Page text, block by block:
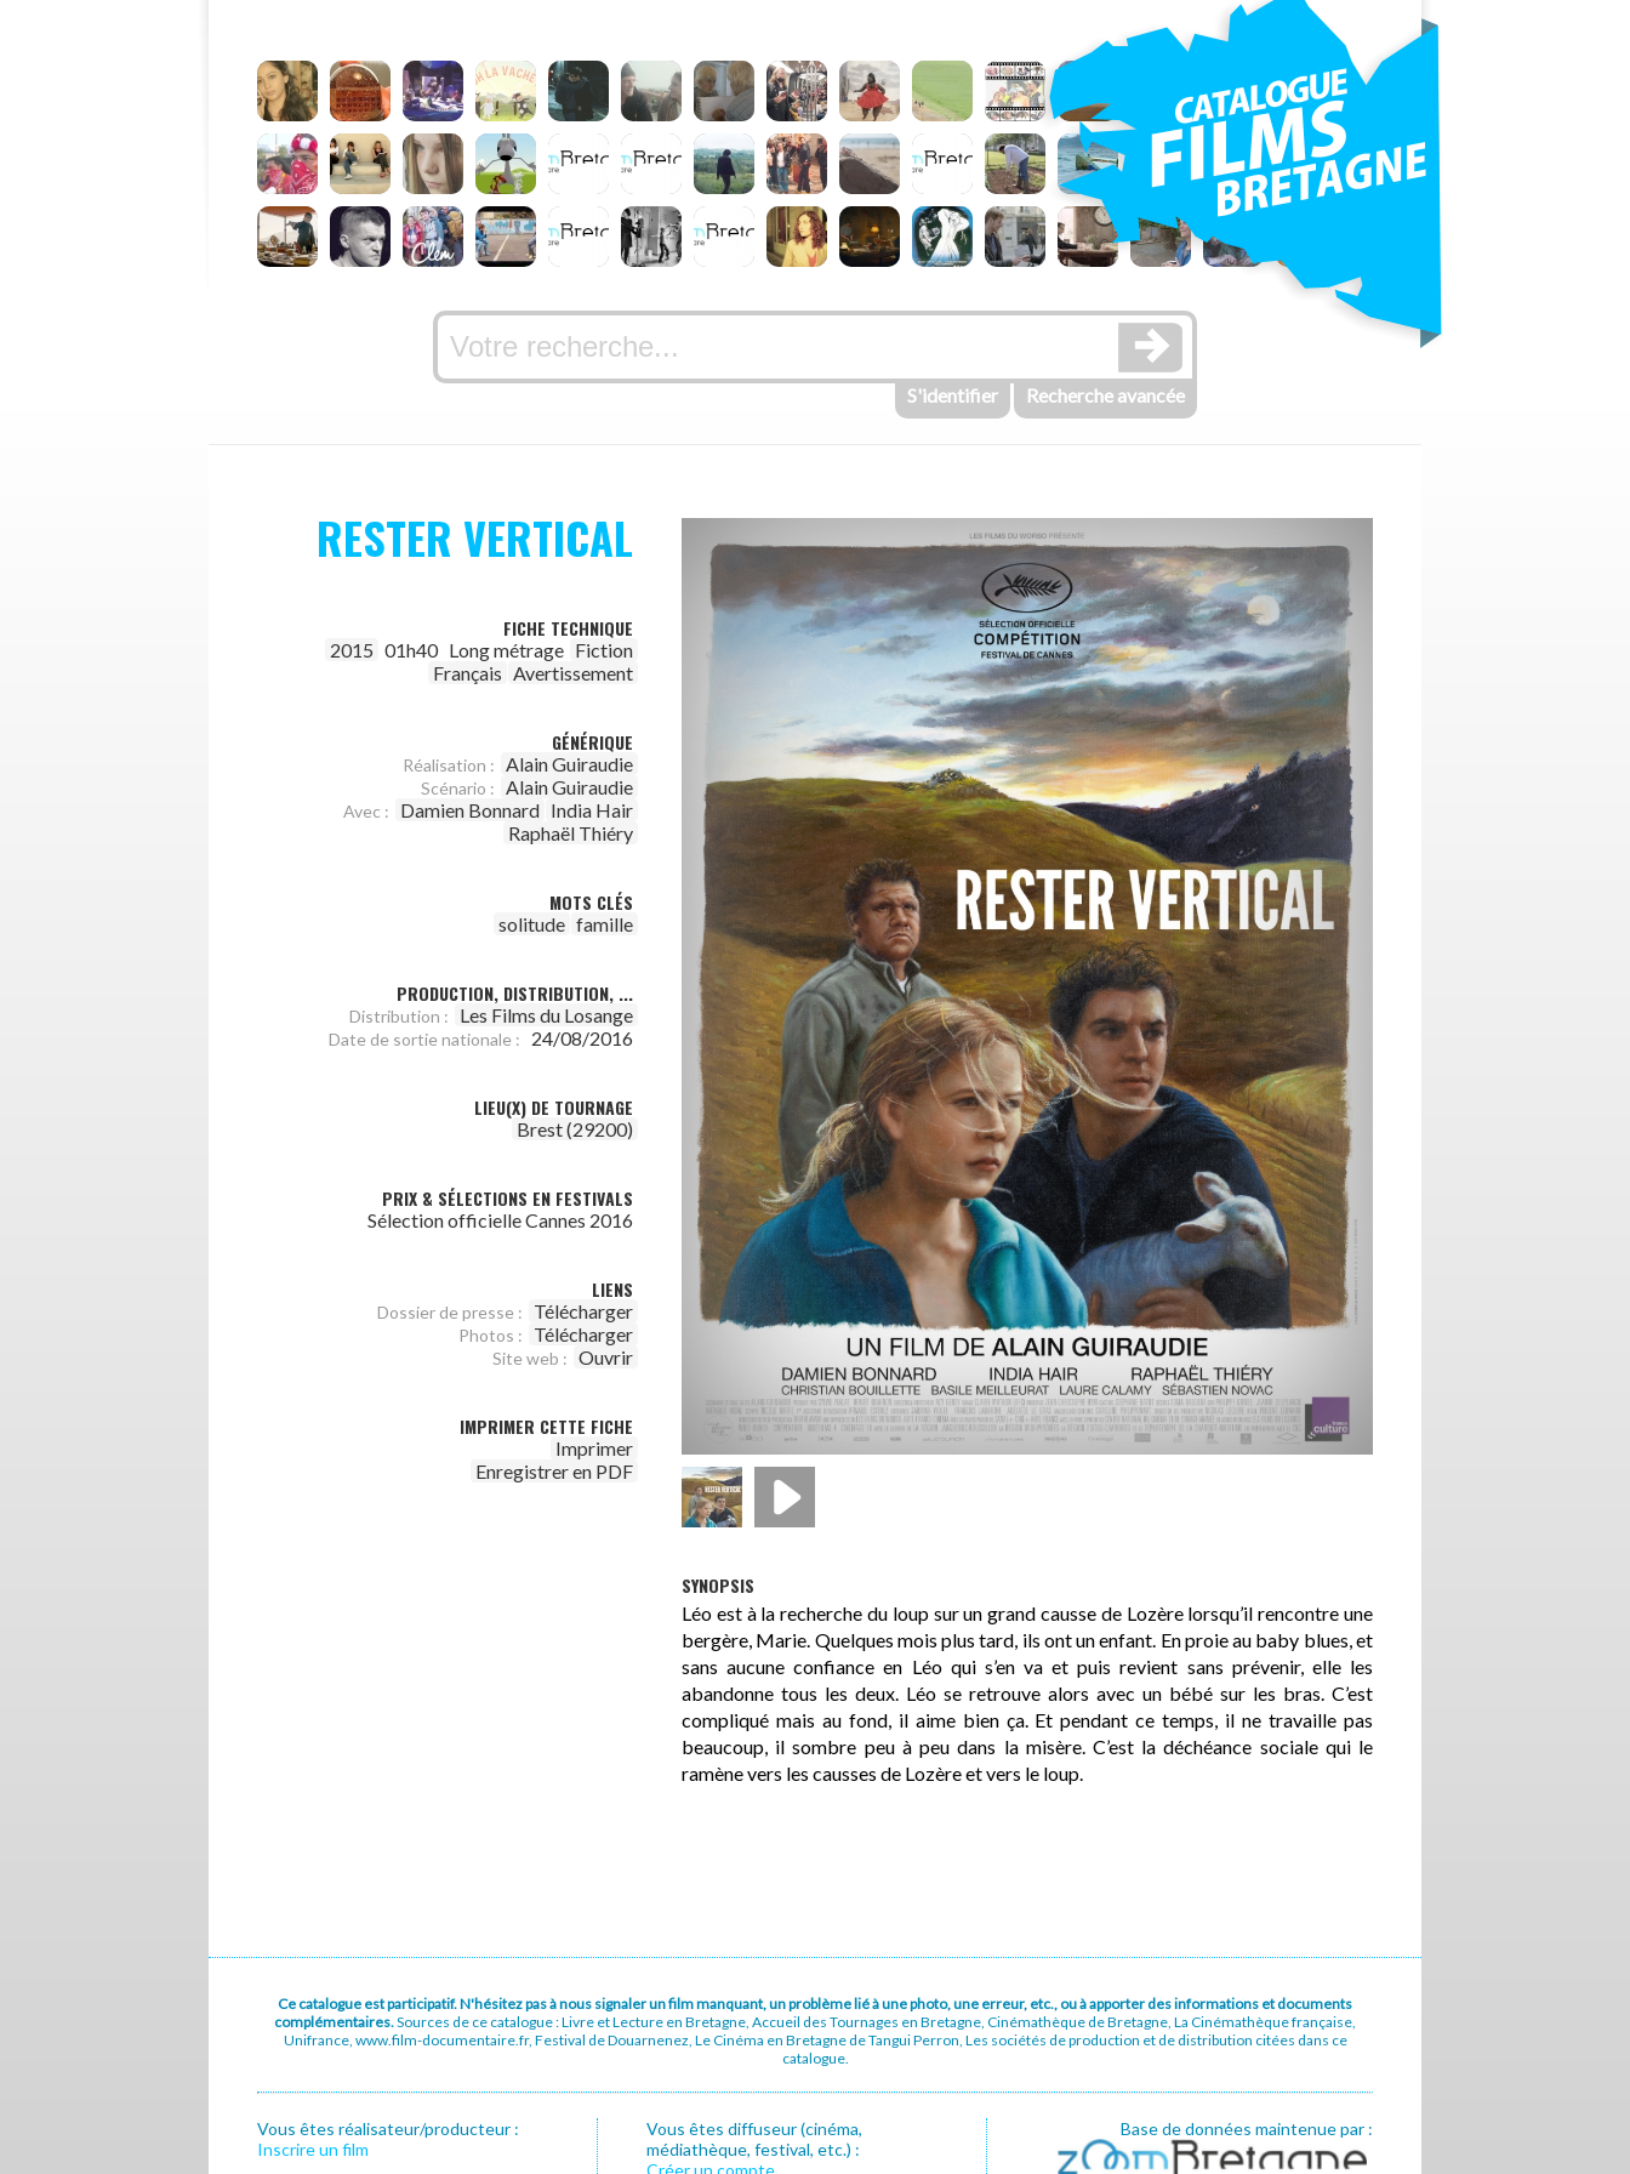
S'identifier Recherche avancée
RESTER VERTICAL
FICHE TECHNIQUE
2015 01h40 Long métrage Fiction
Français Avertissement
GÉNÉRIQUE
Réalisation : Alain Guiraudie
Scénario : Alain Guiraudie
Avec : Damien Bonnard India Hair
Raphaël Thiéry
MOTS CLÉS
solitude famille
PRODUCTION, DISTRIBUTION, ...
Distribution : Les Films du Losange
Date de sortie nationale : 24/08/2016
LIEU(X) DE TOURNAGE
Brest (29200)
PRIX & SÉLECTIONS EN FESTIVALS
Sélection officielle Cannes 2016
LIENS
Dossier de presse : Télécharger
Photos : Télécharger
Site web : Ouvrir
IMPRIMER CETTE FICHE
Imprimer
Enregistrer en PDF
SYNOPSIS
Léo est à la recherche du loup sur un grand causse de Lozère lorsqu’il rencontre une
bergère, Marie. Quelques mois plus tard, ils ont un enfant. En proie au baby blues, et
sans aucune confiance en Léo qui s’en va et puis revient sans prévenir, elle les
abandonne tous les deux. Léo se retrouve alors avec un bébé sur les bras. C’est
compliqué mais au fond, il aime bien ça. Et pendant ce temps, il ne travaille pas
beaucoup, il sombre peu à peu dans la misère. C’est la déchéance sociale qui le
ramène vers les causses de Lozère et vers le loup.
Ce catalogue est participatif. N'hésitez pas à nous signaler un film manquant, un problème lié à une photo, une erreur, etc., ou à apporter des informations et documents
complémentaires.Sources de ce catalogue : Livre et Lecture en Bretagne, Accueil des Tournages en Bretagne, Cinémathèque de Bretagne, La Cinémathèque française,
Unifrance, www.film-documentaire.fr, Festival de Douarnenez, Le Cinéma en Bretagne de Tangui Perron, Les sociétés de production et de distribution citées dans ce
catalogue.
Vous êtes réalisateur/producteur :
Inscrire un film
Vous êtes diffuseur (cinéma,
médiathèque, festival, etc.) :
Créer un compte
Base de données maintenue par :